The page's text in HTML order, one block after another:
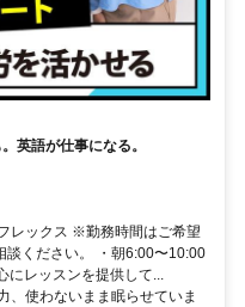
英語が仕事になる。
レックス ※勤務時間はご希望
談ください。 ・朝6:00〜10:00
にレッスンを提供して...
、使わないまま眠らせていま